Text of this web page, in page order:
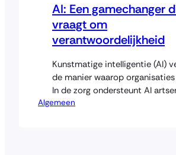
AI: Een gamechanger
vraagt om
verantwoordelijkheid
Kunstmatige intelligentie (AI)
de manier waarop organisaties
In de zorg ondersteunt AI
complexe beslissingen, terwijl
Algemeen